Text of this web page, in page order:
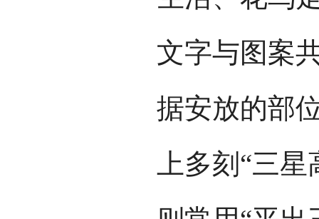
熙、乾隆以
己精细典雅
秀”。值得
是名人题字